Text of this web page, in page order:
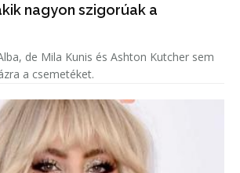
nagyon szigorúak a
de Mila Kunis és Ashton Kutcher sem
a csemetéket.